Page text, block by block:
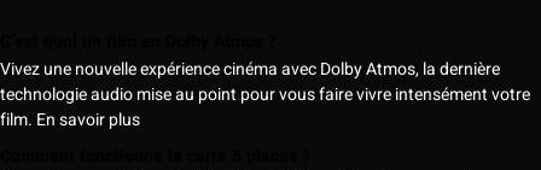
Vivez une nouvelle expérience cinéma avec Dolby Atmos, la dernière
technologie audio mise au point pour vous faire vivre intensément votre
film. En savoir plus